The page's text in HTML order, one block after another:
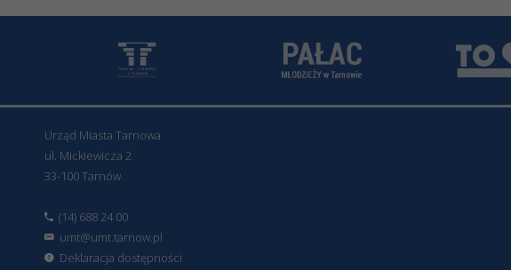
Urząd Miasta Tarnowa
ul. Mickiewicza 2
33-100 Tarnów
(14) 688 24 00
umt@umt.tarnow.pl
Deklaracja dostępności